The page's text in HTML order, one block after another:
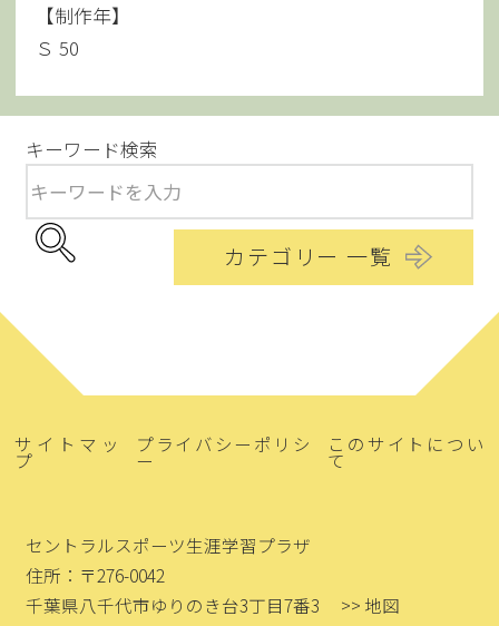
【制作年】
Ｓ 50
キーワード検索
カテゴリー 一覧
サイトマッ
プ
プライバシーポリシ
ー
このサイトについ
て
セントラルスポーツ生涯学習プラザ
住所：〒276-0042
千葉県八千代市ゆりのき台3丁目7番3
>> 地図